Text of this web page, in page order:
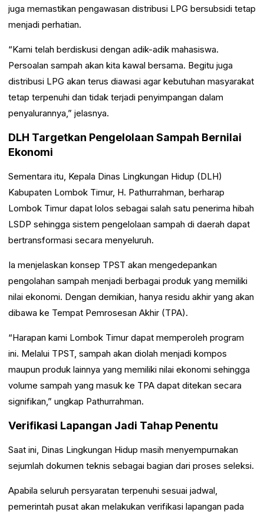
juga memastikan pengawasan distribusi LPG bersubsidi tetap
menjadi perhatian.
“Kami telah berdiskusi dengan adik-adik mahasiswa.
Persoalan sampah akan kita kawal bersama. Begitu juga
distribusi LPG akan terus diawasi agar kebutuhan masyarakat
tetap terpenuhi dan tidak terjadi penyimpangan dalam
penyalurannya,” jelasnya.
DLH Targetkan Pengelolaan Sampah Bernilai
Ekonomi
Sementara itu, Kepala Dinas Lingkungan Hidup (DLH)
Kabupaten Lombok Timur, H. Pathurrahman, berharap
Lombok Timur dapat lolos sebagai salah satu penerima hibah
LSDP sehingga sistem pengelolaan sampah di daerah dapat
bertransformasi secara menyeluruh.
Ia menjelaskan konsep TPST akan mengedepankan
pengolahan sampah menjadi berbagai produk yang memiliki
nilai ekonomi. Dengan demikian, hanya residu akhir yang akan
dibawa ke Tempat Pemrosesan Akhir (TPA).
“Harapan kami Lombok Timur dapat memperoleh program
ini. Melalui TPST, sampah akan diolah menjadi kompos
maupun produk lainnya yang memiliki nilai ekonomi sehingga
volume sampah yang masuk ke TPA dapat ditekan secara
signifikan,” ungkap Pathurrahman.
Verifikasi Lapangan Jadi Tahap Penentu
Saat ini, Dinas Lingkungan Hidup masih menyempurnakan
sejumlah dokumen teknis sebagai bagian dari proses seleksi.
Apabila seluruh persyaratan terpenuhi sesuai jadwal,
pemerintah pusat akan melakukan verifikasi lapangan pada